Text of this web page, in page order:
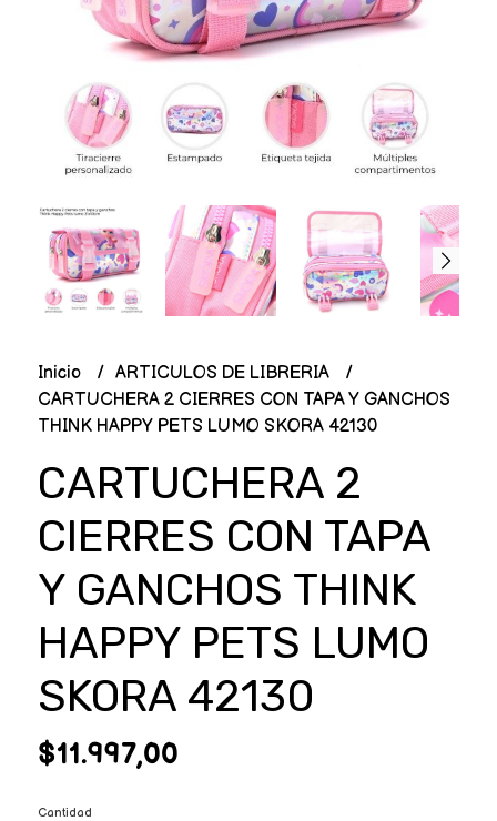
Inicio
ARTICULOS DE LIBRERIA
CARTUCHERA 2 CIERRES CON TAPA Y GANCHOS
THINK HAPPY PETS LUMO SKORA 42130
CARTUCHERA 2
CIERRES CON TAPA
Y GANCHOS THINK
HAPPY PETS LUMO
SKORA 42130
$11.997,00
Cantidad